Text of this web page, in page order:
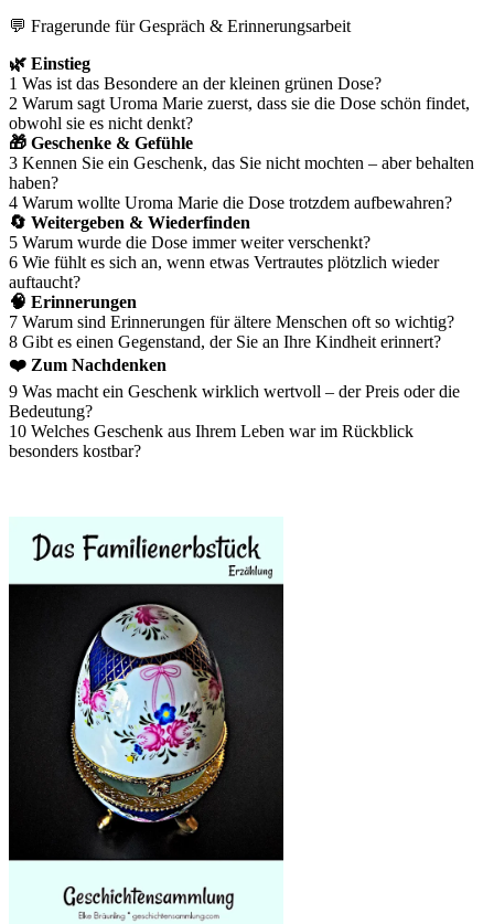
💬 Fragerunde für Gespräch & Erinnerungsarbeit
🌿 Einstieg
1 Was ist das Besondere an der kleinen grünen Dose?
2 Warum sagt Uroma Marie zuerst, dass sie die Dose schön findet,
obwohl sie es nicht denkt?
🎁 Geschenke & Gefühle
3 Kennen Sie ein Geschenk, das Sie nicht mochten – aber behalten
haben?
4 Warum wollte Uroma Marie die Dose trotzdem aufbewahren?
🔄 Weitergeben & Wiederfinden
5 Warum wurde die Dose immer weiter verschenkt?
6 Wie fühlt es sich an, wenn etwas Vertrautes plötzlich wieder
auftaucht?
🧠 Erinnerungen
7 Warum sind Erinnerungen für ältere Menschen oft so wichtig?
8 Gibt es einen Gegenstand, der Sie an Ihre Kindheit erinnert?
❤️ Zum Nachdenken
9 Was macht ein Geschenk wirklich wertvoll – der Preis oder die
Bedeutung?
10 Welches Geschenk aus Ihrem Leben war im Rückblick
besonders kostbar?